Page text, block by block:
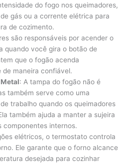
do fogo nos queimadores,
gás ou a corrente elétrica para
de cozimento.
são responsáveis por acender o
quando você gira o botão de
que o fogão acenda
de maneira confiável.
: A tampa do fogão não é
também serve como uma
trabalho quando os queimadores
também ajuda a manter a sujeira
componentes internos.
elétricos, o termostato controla
Ele garante que o forno alcance
desejada para cozinhar